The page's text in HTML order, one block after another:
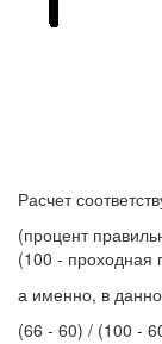
Расчет
(процент
(100 - проходная
а именно, в
(66 - 60) / (100 -